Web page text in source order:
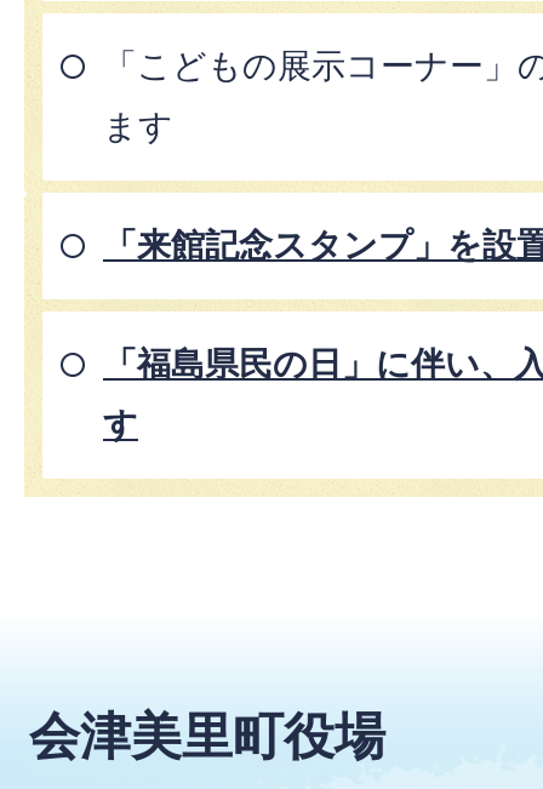
「こどもの展示コーナー」
ます
「来館記念スタンプ」を設
「福島県民の日」に伴い、
す
会津美里町役場